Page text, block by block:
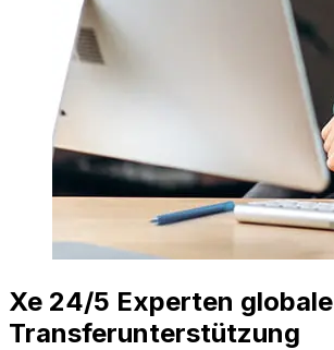
Xe 24/5 Experten globale
Transferunterstützung